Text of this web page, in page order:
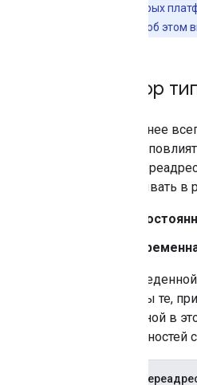
На некоторых
информацию об этом
Обзор
Вероятнее
может
типа
показывать в
В
указаны те,
надежной в
особенностей
Типы